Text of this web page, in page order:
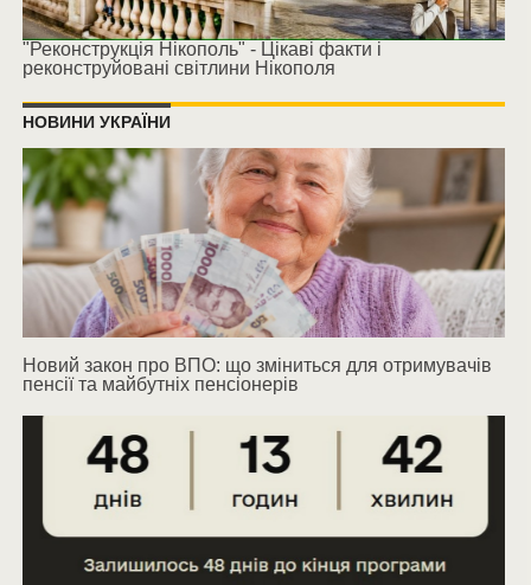
"Реконструкція Нікополь" - Цікаві факти і
реконструйовані світлини Нікополя
НОВИНИ УКРАЇНИ
Новий закон про ВПО: що зміниться для отримувачів
пенсії та майбутніх пенсіонерів